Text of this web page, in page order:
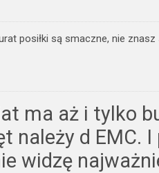
posiłki są smaczne, nie
ma aż i tylko
należy d EMC.
widzę